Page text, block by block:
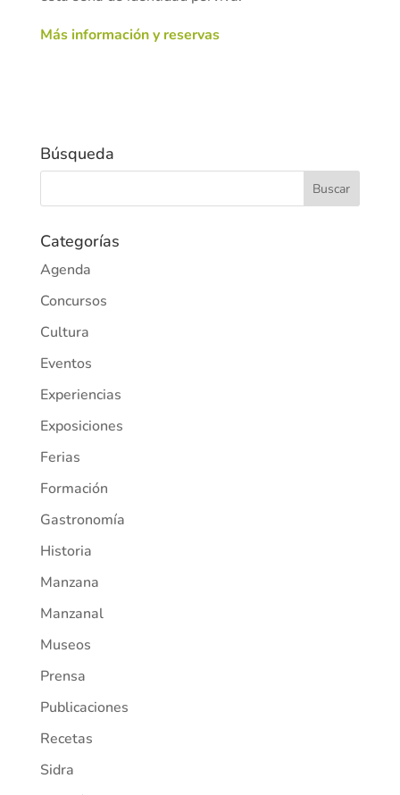
Más información y reservas
Búsqueda
Categorías
Agenda
Concursos
Cultura
Eventos
Experiencias
Exposiciones
Ferias
Formación
Gastronomía
Historia
Manzana
Manzanal
Museos
Prensa
Publicaciones
Recetas
Sidra